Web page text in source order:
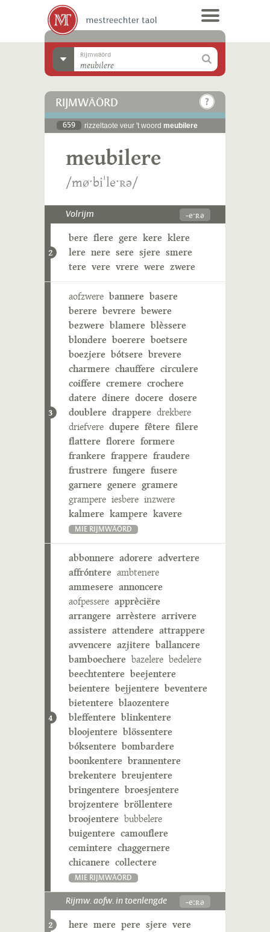
Rijmwäörd
RIJMWÄÖRD
659 rizzeltaote veur 't woord meubilere
meubilere
/møˑbiˈleˑʀə/
Volrijm -eˑʀə
2
bere flere gere kere klere
lere nere sere sjere smere
tere vere vrere were zwere
3
aofzwere bannere basere
berere bevrere bewere
bezwere blamere blèssere
blondere boerere boetsere
boezjere bótsere brevere
charmere chauffere circulere
coiffere cremere crochere
datere dinere docere dosere
doublere drappere drekbere
driefvere dupere fêtere filere
flattere florere formere
frankere frappere fraudere
frustrere fungere fusere
garnere genere gramere
grampere iesbere inzwere
kalmere kampere kavere
MIE RIJMWÄÖRD
4
abbonnere adorere advertere
affróntere ambtenere
ammesere annoncere
aofpessere apprèciëre
arrangere arrèstere arrivere
assistere attendere attrappere
avvencere azjitere ballancere
bamboechere bazelere bedelere
beechtentere beejentere
beientere bejjentere beventere
bietentere blaozentere
bleffentere blinkentere
bloojentere blössentere
bóksentere bombardere
boonkentere brannentere
brekentere breujentere
bringentere broesjentere
brojzentere bröllentere
broojentere bubbelere
buigentere camouflere
cemintere chaggernere
chicanere collectere
MIE RIJMWÄÖRD
Rijmw. aofw. in toenlengde -eːʀə
2 here mere pere sjere vere